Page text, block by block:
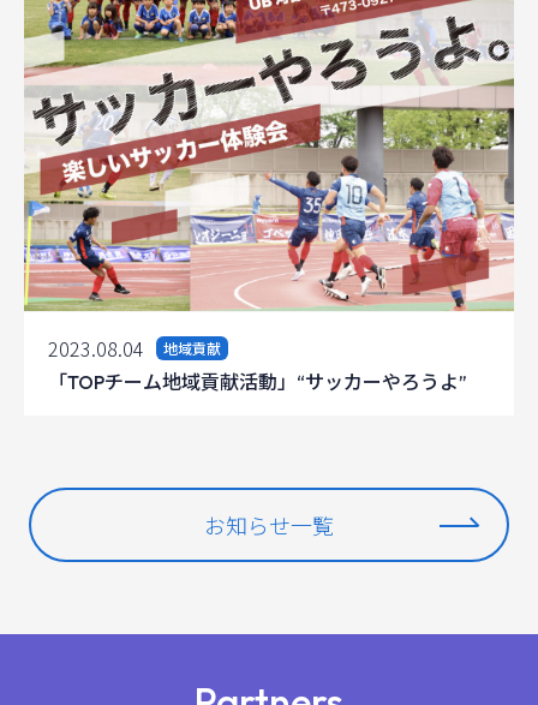
2023.08.04 地域貢献
「TOPチーム地域貢献活動」“サッカーやろうよ”
お知らせ一覧